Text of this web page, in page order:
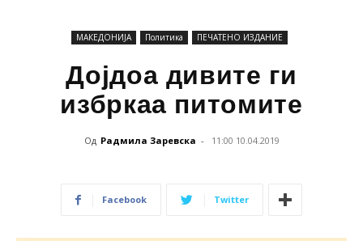
МАКЕДОНИЈА Политика ПЕЧАТЕНО ИЗДАНИЕ
Дојдоа дивите ги
избркаа питомите
Од Радмила Заревска - 11:00 10.04.2019
Facebook Twitter